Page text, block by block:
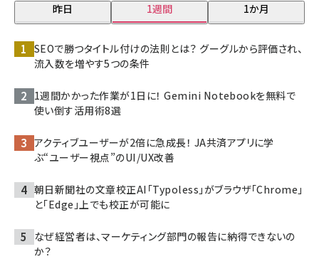
昨日 1週間 1か月
SEOで勝つタイトル付けの法則とは？ グーグルから評価され、
流入数を増やす5つの条件
1週間かかった作業が1日に！ Gemini Notebookを無料で
使い倒す活用術8選
アクティブユーザーが2倍に急成長！ JA共済アプリに学
ぶ“ユーザー視点”のUI/UX改善
朝日新聞社の文章校正AI「Typoless」がブラウザ「Chrome」
と「Edge」上でも校正が可能に
なぜ経営者は、マーケティング部門の報告に納得できないの
か？